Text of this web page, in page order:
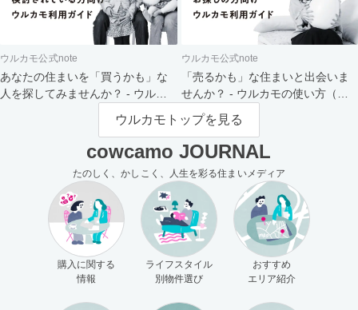
ウルカモ公式note
あなたの住まいを「買うかも」な
人を探してみませんか？ - ウルカ
ウルカモ公式note
「売るかも」な住まいと出会いま
せんか？ - ウルカモの使い方（買
主さま向け）
ウルカモトップを見る
cowcamo JOURNAL
たのしく、かしこく、人生を彩る住まいメディア
購入に関する
情報
ライフスタイル
別物件選び
おすすめ
エリア紹介